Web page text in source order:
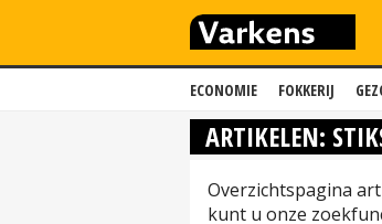
ECONOMIE FOKKERIJ
ARTIKELEN:
Overzichtspagina
kunt u onze